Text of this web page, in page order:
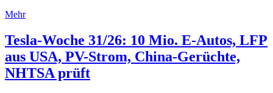
Mehr
Tesla-Woche 31/26: 10 Mio. E-Autos, LFP
aus USA, PV-Strom, China-Gerüchte,
NHTSA prüft